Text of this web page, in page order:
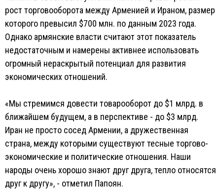
рост торговооборота между Арменией и Ираном, размер
которого превысил $700 млн. по данным 2023 года.
Однако армянские власти считают этот показатель
недостаточным и намерены активнее использовать
огромный нераскрытый потенциал для развития
экономических отношений.
«Мы стремимся довести товарооборот до $1 млрд. в
ближайшем будущем, а в перспективе - до $3 млрд.
Иран не просто сосед Армении, а дружественная
страна, между которыми существуют тесные торгово-
экономические и политические отношения. Наши
народы очень хорошо знают друг друга, тепло относятся
друг к другу», - отметил Папоян.